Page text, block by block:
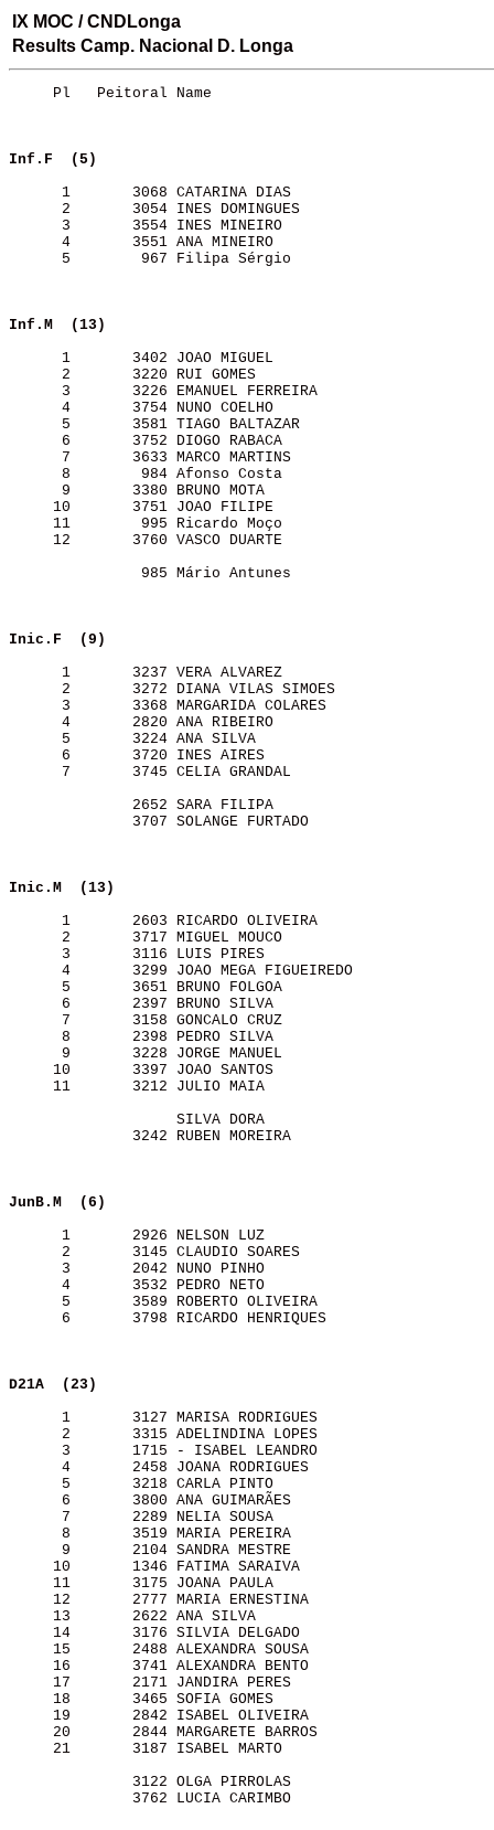
IX MOC / CNDLonga
Results Camp. Nacional D. Longa
Pl   Peitoral Name
Inf.F  (5)
1       3068 CATARINA DIAS
2       3054 INES DOMINGUES
3       3554 INES MINEIRO
4       3551 ANA MINEIRO
5        967 Filipa Sérgio
Inf.M  (13)
1       3402 JOAO MIGUEL
2       3220 RUI GOMES
3       3226 EMANUEL FERREIRA
4       3754 NUNO COELHO
5       3581 TIAGO BALTAZAR
6       3752 DIOGO RABACA
7       3633 MARCO MARTINS
8        984 Afonso Costa
9       3380 BRUNO MOTA
10       3751 JOAO FILIPE
11        995 Ricardo Moço
12       3760 VASCO DUARTE
985 Mário Antunes
Inic.F  (9)
1       3237 VERA ALVAREZ
2       3272 DIANA VILAS SIMOES
3       3368 MARGARIDA COLARES
4       2820 ANA RIBEIRO
5       3224 ANA SILVA
6       3720 INES AIRES
7       3745 CELIA GRANDAL
2652 SARA FILIPA
3707 SOLANGE FURTADO
Inic.M  (13)
1       2603 RICARDO OLIVEIRA
2       3717 MIGUEL MOUCO
3       3116 LUIS PIRES
4       3299 JOAO MEGA FIGUEIREDO
5       3651 BRUNO FOLGOA
6       2397 BRUNO SILVA
7       3158 GONCALO CRUZ
8       2398 PEDRO SILVA
9       3228 JORGE MANUEL
10       3397 JOAO SANTOS
11       3212 JULIO MAIA
SILVA DORA
3242 RUBEN MOREIRA
JunB.M  (6)
1       2926 NELSON LUZ
2       3145 CLAUDIO SOARES
3       2042 NUNO PINHO
4       3532 PEDRO NETO
5       3589 ROBERTO OLIVEIRA
6       3798 RICARDO HENRIQUES
D21A  (23)
1       3127 MARISA RODRIGUES
2       3315 ADELINDINA LOPES
3       1715 - ISABEL LEANDRO
4       2458 JOANA RODRIGUES
5       3218 CARLA PINTO
6       3800 ANA GUIMARÃES
7       2289 NELIA SOUSA
8       3519 MARIA PEREIRA
9       2104 SANDRA MESTRE
10       1346 FATIMA SARAIVA
11       3175 JOANA PAULA
12       2777 MARIA ERNESTINA
13       2622 ANA SILVA
14       3176 SILVIA DELGADO
15       2488 ALEXANDRA SOUSA
16       3741 ALEXANDRA BENTO
17       2171 JANDIRA PERES
18       3465 SOFIA GOMES
19       2842 ISABEL OLIVEIRA
20       2844 MARGARETE BARROS
21       3187 ISABEL MARTO
3122 OLGA PIRROLAS
3762 LUCIA CARIMBO